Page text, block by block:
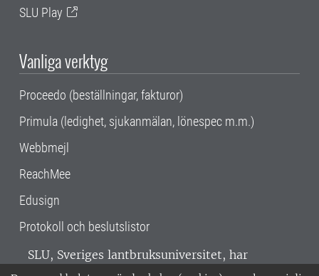
SLU Play
Vanliga verktyg
Proceedo (beställningar, fakturor)
Primula (ledighet, sjukanmälan, lönespec m.m.)
Webbmejl
ReachMee
Edusign
Protokoll och beslutslistor
SLU, Sveriges lantbruksuniversitet, har
verksamhet över hela Sverige. Huvudorter är